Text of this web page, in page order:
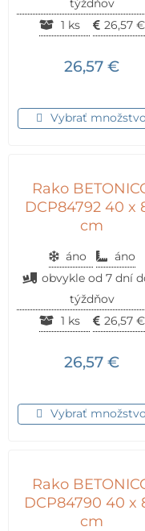
týždňov
1 ks
26,57 €
26,57 €
Vybrať množstvo
Rako
DCP84792 40 x
cm
áno
áno
obvykle od 7 dní
týždňov
1 ks
26,57 €
26,57 €
Vybrať množstvo
Rako
DCP84790 40 x
cm